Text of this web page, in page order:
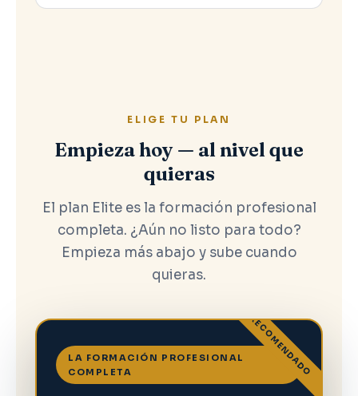
ELIGE TU PLAN
Empieza hoy — al nivel que
quieras
El plan Elite es la formación profesional
completa. ¿Aún no listo para todo?
Empieza más abajo y sube cuando
quieras.
RECOMENDADO
LA FORMACIÓN PROFESIONAL
COMPLETA